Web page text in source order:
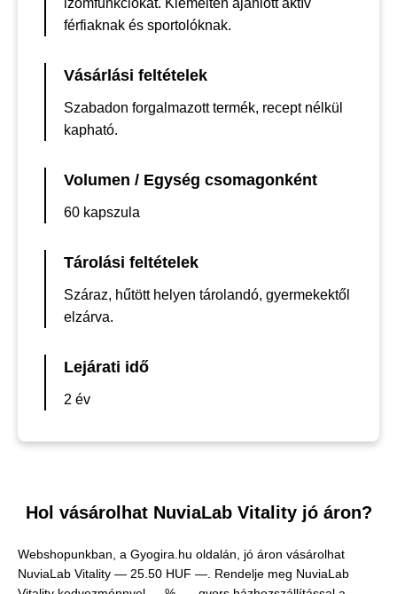
izomfunkciókat. Kiemelten ajánlott aktív
férfiaknak és sportolóknak.
Vásárlási feltételek
Szabadon forgalmazott termék, recept nélkül
kapható.
Volumen / Egység csomagonként
60 kapszula
Tárolási feltételek
Száraz, hűtött helyen tárolandó, gyermekektől
elzárva.
Lejárati idő
2 év
Hol vásárolhat NuviaLab Vitality jó áron?
Webshopunkban, a Gyogira.hu oldalán, jó áron vásárolhat
NuviaLab Vitality — 25.50 HUF — . Rendelje meg NuviaLab